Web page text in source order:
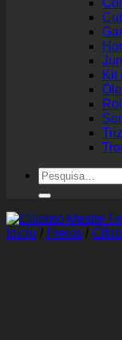
Kit
Pesquisar
por:
Início / Freios /